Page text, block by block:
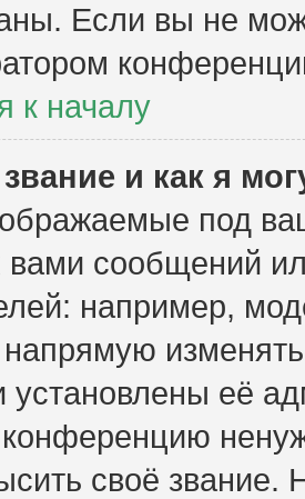
Если вы не
к началу
и как я
под
вами сообщений
например,
установлены её
конференцию
своё звание.